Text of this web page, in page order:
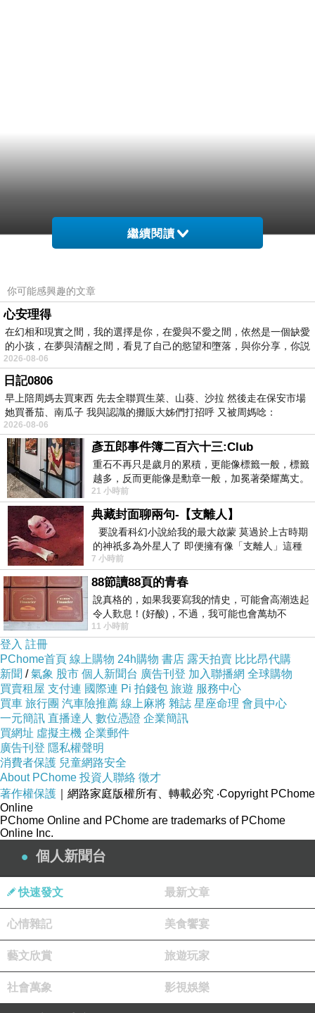
繼續閱讀
你可能感興趣的文章
心安理得
在幻相和現實之間，我的選擇是你，在愛與不愛之間，依然是一個缺愛
的小孩，在夢與清醒之間，看見了自己的慾望和墮落，與你分享，你説
2026-08-06
日記0806
早上陪周媽去買東西 先去全聯買生菜、山葵、沙拉 然後走在保安市場
她買番茄、南瓜子 我與認識的攤販大姊們打招呼 又被周媽唸：
2026-08-06
彥五郎事件簿二百六十三:Club
重石不再只是歲月的累積，更能像標籤一般，標籤
越多，反而更能像是勳章一般，加冕著榮耀萬丈。
習慣一如縱容，成了再難輕輕放下的罪證
21 小時前
典藏封面聊兩句-【支離人】
要說看科幻小說給我的最大啟蒙 莫過於上古時期
的神祇多為外星人了 即便擁有像「支離人」這種
驚世駭俗的神通法門 也未必讀
7 小時前
88節讀88頁的青春
說真格的，如果我要寫我的情史，可能會高潮迭起
令人歎息！(好酸)，不過，我可能也會萬劫不
復...，每天跪鍵盤還是被判了花心的罪
11 小時前
登入 註冊
PChome首頁 線上購物 24h購物 書店 露天拍賣 比比昂代購
新聞 /氣象 股市 個人新聞台 廣告刊登 加入聯播網 全球購物
買賣租屋 支付連 國際連 Pi 拍錢包 旅遊 服務中心
買車 旅行團 汽車險推薦 線上麻將 雜誌 星座命理 會員中心
一元簡訊 直播達人 數位憑證 企業簡訊
買網址 虛擬主機 企業郵件
廣告刊登 隱私權聲明
消費者保護 兒童網路安全
About PChome 投資人聯絡 徵才
著作權保護 ｜網路家庭版權所有、轉載必究 ‧Copyright PChome
Online
PChome Online and PChome are trademarks of PChome
Online Inc.
個人新聞台
快速發文 最新文章
心情雜記 美食饗宴
藝文欣賞 旅遊玩家
社會萬象 影視娛樂